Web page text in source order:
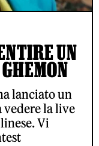
UN
lanciato un
vedere la live
Vi